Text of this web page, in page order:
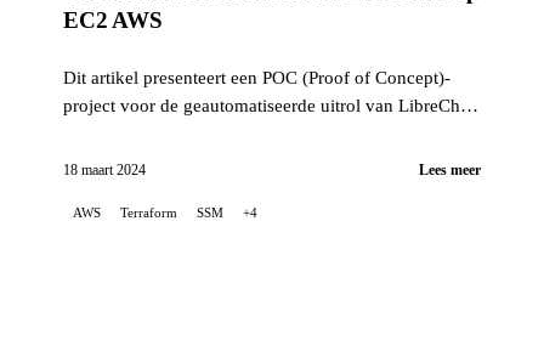
EC2 AWS
Dit artikel presenteert een POC (Proof of Concept)-
project voor de geautomatiseerde uitrol van LibreChat
infrastructuur te orkestreren...
18 maart 2024 Lees meer
AWS Terraform SSM +4